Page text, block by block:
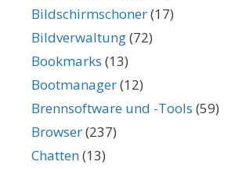
Bildschirmschoner(17)
Bildverwaltung(72)
Bookmarks (13)
Bootmanager(12)
Brennsoftware und -Tools (59)
Browser(237)
Chatten(13)